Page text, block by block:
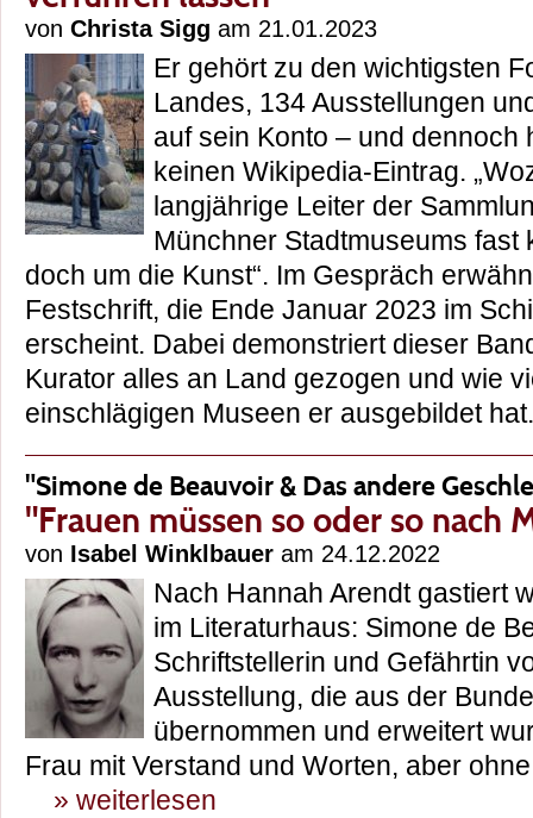
von Christa Sigg am 21.01.2023
Er gehört zu den wichtigsten
Landes, 134 Ausstellungen
auf sein Konto – und dennoch
keinen Wikipedia-Eintrag.
langjährige Leiter der
Münchner Stadtmuseums fast
doch um die Kunst“. Im Gespräch
Festschrift, die Ende Januar 2023 im
erscheint. Dabei demonstriert dieser
Kurator alles an Land gezogen und wie
einschlägigen Museen er ausgebildet
"Simone de Beauvoir & Das andere
"Frauen müssen so oder so nach
von Isabel Winklbauer am 24.12.2022
Nach Hannah Arendt gastiert
im Literaturhaus: Simone de
Schriftstellerin und Gefährtin
Ausstellung, die aus der
übernommen und erweitert
Frau mit Verstand und Worten, aber
» weiterlesen